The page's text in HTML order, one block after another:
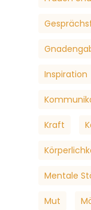
Inspiration
Kraft
Mentale
Mut